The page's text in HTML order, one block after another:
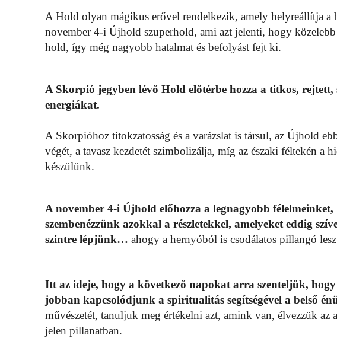
A Hold olyan mágikus erővel rendelkezik, amely helyreállítja a
november 4-i Újhold szuperhold, ami azt jelenti, hogy
hold, így még nagyobb hatalmat és befolyást fejt ki.
A Skorpió jegyben lévő Hold előtérbe hozza a titkos, rejtett,
energiákat.
A Skorpióhoz titokzatosság és a varázslat is társul, az Újhold
végét, a tavasz kezdetét szimbolizálja, míg az északi féltekén a
készülünk.
A november 4-i Újhold előhozza a legnagyobb
szembenézzünk azokkal a részletekkel, amelyeket eddig
szintre lépjünk… ahogy a hernyóból is csodálatos pillangó
Itt az ideje, hogy a következő napokat arra szenteljük, hogy
jobban kapcsolódjunk a spiritualitás segítségével a belső
művészetét, tanuljuk meg értékelni azt, amink van, élvezzük
jelen pillanatban.